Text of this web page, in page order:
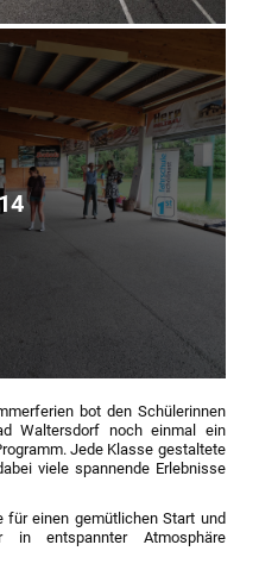
14
bot den Schülerinnen
Waltersdorf noch einmal ein
Jede Klasse gestaltete
viele spannende Erlebnisse
für einen gemütlichen Start und
in entspannter Atmosphäre